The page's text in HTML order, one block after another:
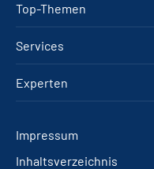
Top-Themen
Services
Experten
Impressum
Inhaltsverzeichnis